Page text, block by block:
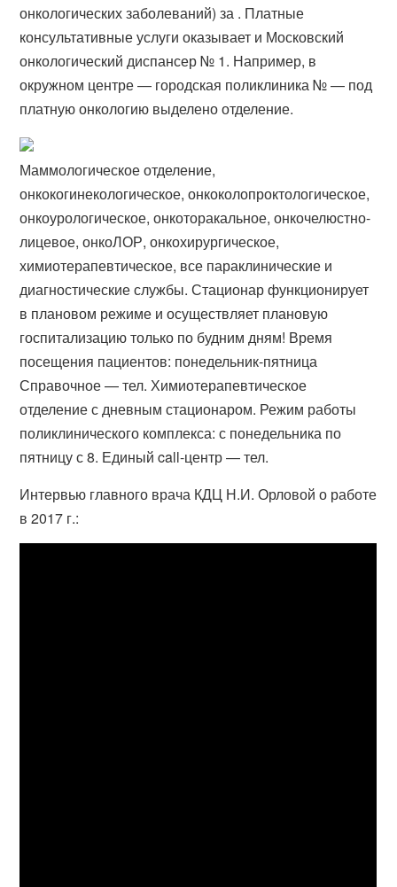
онкологических заболеваний) за . Платные
консультативные услуги оказывает и Московский
онкологический диспансер № 1. Например, в
окружном центре — городская поликлиника № — под
платную онкологию выделено отделение.
Маммологическое отделение,
онкокогинекологическое, онкоколопроктологическое,
онкоурологическое, онкоторакальное, онкочелюстно-
лицевое, онкоЛОР, онкохирургическое,
химиотерапевтическое, все параклинические и
диагностические службы. Стационар функционирует
в плановом режиме и осуществляет плановую
госпитализацию только по будним дням! Время
посещения пациентов: понедельник-пятница
Справочное — тел. Химиотерапевтическое
отделение с дневным стационаром. Режим работы
поликлинического комплекса: с понедельника по
пятницу с 8. Единый call-центр — тел.
Интервью главного врача КДЦ Н.И. Орловой о работе
в 2017 г.: